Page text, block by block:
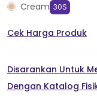
Cream 30S
Cek Harga Produk
Disarankan Untuk
Dengan Katalog